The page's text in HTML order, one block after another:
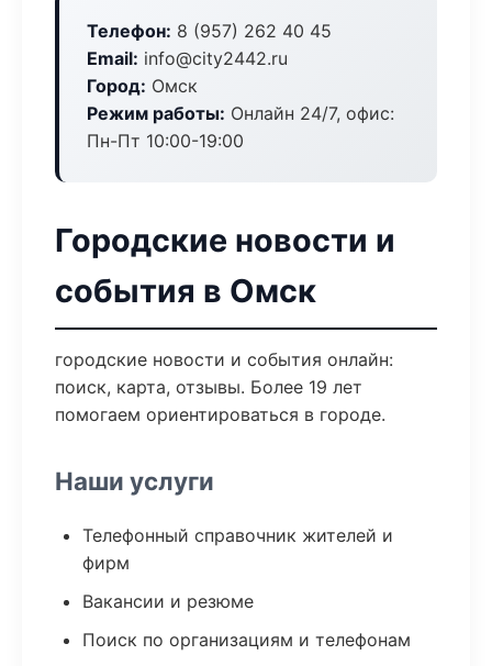
Телефон: 8 (957) 262 40 45
Email: info@city2442.ru
Город: Омск
Режим работы: Онлайн 24/7, офис:
Пн-Пт 10:00-19:00
Городские новости и
события в Омск
городские новости и события онлайн:
поиск, карта, отзывы. Более 19 лет
помогаем ориентироваться в городе.
Наши услуги
Телефонный справочник жителей и
фирм
Вакансии и резюме
Поиск по организациям и телефонам